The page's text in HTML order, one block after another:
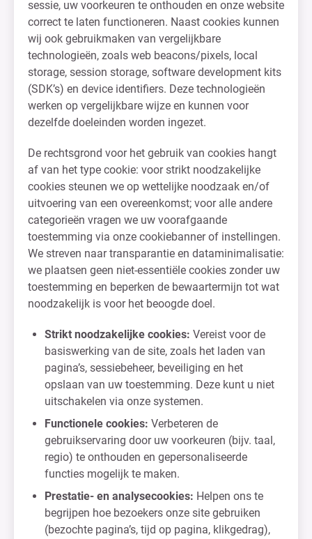
sessie, uw voorkeuren te onthouden en onze website
correct te laten functioneren. Naast cookies kunnen
wij ook gebruikmaken van vergelijkbare
technologieën, zoals web beacons/pixels, local
storage, session storage, software development kits
(SDK’s) en device identifiers. Deze technologieën
werken op vergelijkbare wijze en kunnen voor
dezelfde doeleinden worden ingezet.
De rechtsgrond voor het gebruik van cookies hangt
af van het type cookie: voor strikt noodzakelijke
cookies steunen we op wettelijke noodzaak en/of
uitvoering van een overeenkomst; voor alle andere
categorieën vragen we uw voorafgaande
toestemming via onze cookiebanner of instellingen.
We streven naar transparantie en dataminimalisatie:
we plaatsen geen niet-essentiële cookies zonder uw
toestemming en beperken de bewaartermijn tot wat
noodzakelijk is voor het beoogde doel.
Strikt noodzakelijke cookies: Vereist voor de
basiswerking van de site, zoals het laden van
pagina’s, sessiebeheer, beveiliging en het
opslaan van uw toestemming. Deze kunt u niet
uitschakelen via onze systemen.
Functionele cookies: Verbeteren de
gebruikservaring door uw voorkeuren (bijv. taal,
regio) te onthouden en gepersonaliseerde
functies mogelijk te maken.
Prestatie- en analysecookies: Helpen ons te
begrijpen hoe bezoekers onze site gebruiken
(bezochte pagina’s, tijd op pagina, klikgedrag),